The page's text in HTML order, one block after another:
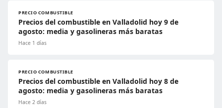
PRECIO COMBUSTIBLE
Precios del combustible en Valladolid hoy 9 de
agosto: media y gasolineras más baratas
Hace 1 días
PRECIO COMBUSTIBLE
Precios del combustible en Valladolid hoy 8 de
agosto: media y gasolineras más baratas
Hace 2 días